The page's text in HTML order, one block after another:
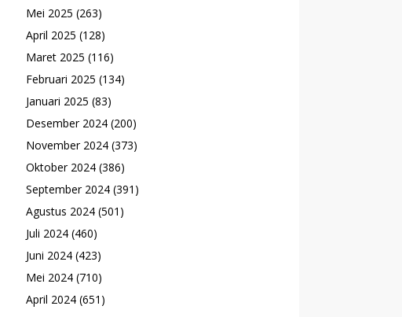
Mei 2025 (263)
April 2025 (128)
Maret 2025 (116)
Februari 2025 (134)
Januari 2025 (83)
Desember 2024 (200)
November 2024 (373)
Oktober 2024 (386)
September 2024 (391)
Agustus 2024 (501)
Juli 2024 (460)
Juni 2024 (423)
Mei 2024 (710)
April 2024 (651)